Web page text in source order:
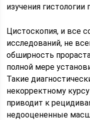
изучения
Цистоскопия, и все
исследований, не
обширность
полной мере
Такие
некорректному
приводит к
недооцененные